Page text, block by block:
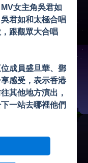
女主角吳君如
君如和太極合唱
跟觀眾大合唱
成員盛旦華、鄧
感受，表示香港
其他地方演出，
一站去哪裡他們